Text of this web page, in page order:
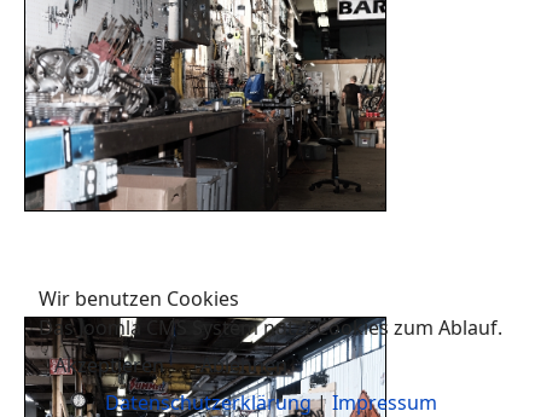
Wir benutzen Cookies
Das Joomla CMS System nutzt Cookies zum Ablauf.
Akzeptieren
Ablehnen
Datenschutzerklärung| Impressum